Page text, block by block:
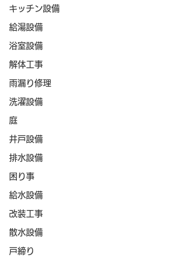
キッチン設備
給湯設備
浴室設備
解体工事
雨漏り修理
洗濯設備
庭
井戸設備
排水設備
困り事
給水設備
改装工事
散水設備
戸締り